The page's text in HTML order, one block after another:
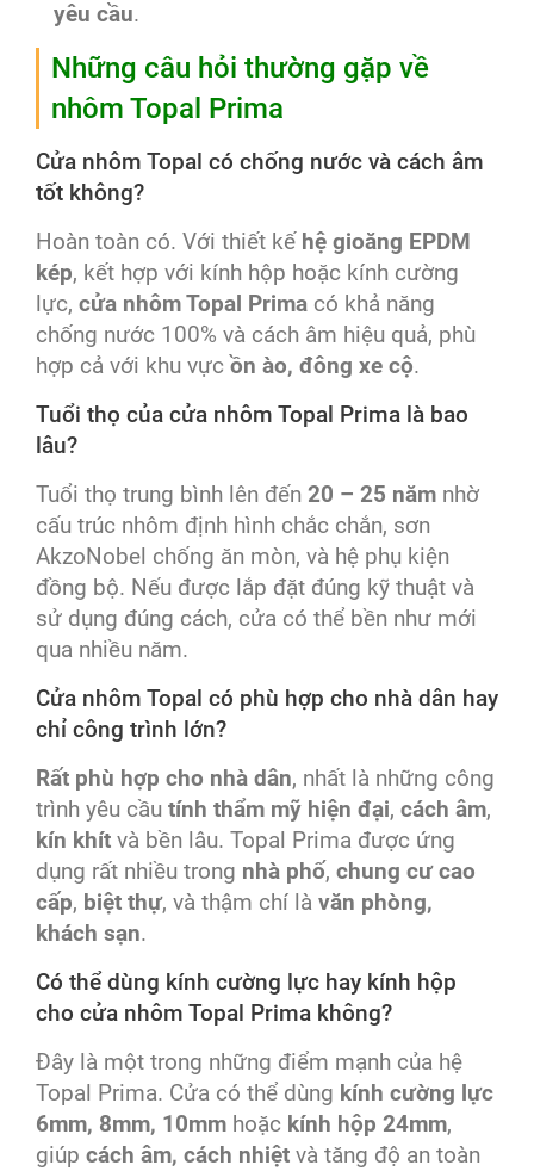
yêu cầu.
Những câu hỏi thường gặp về
nhôm Topal Prima
Cửa nhôm Topal có chống nước và cách âm
tốt không?
Hoàn toàn có. Với thiết kế hệ gioăng EPDM
kép, kết hợp với kính hộp hoặc kính cường
lực, cửa nhôm Topal Prima có khả năng
chống nước 100% và cách âm hiệu quả, phù
hợp cả với khu vực ồn ào, đông xe cộ.
Tuổi thọ của cửa nhôm Topal Prima là bao
lâu?
Tuổi thọ trung bình lên đến 20 – 25 năm nhờ
cấu trúc nhôm định hình chắc chắn, sơn
AkzoNobel chống ăn mòn, và hệ phụ kiện
đồng bộ. Nếu được lắp đặt đúng kỹ thuật và
sử dụng đúng cách, cửa có thể bền như mới
qua nhiều năm.
Cửa nhôm Topal có phù hợp cho nhà dân hay
chỉ công trình lớn?
Rất phù hợp cho nhà dân, nhất là những công
trình yêu cầu tính thẩm mỹ hiện đại, cách âm,
kín khít và bền lâu. Topal Prima được ứng
dụng rất nhiều trong nhà phố, chung cư cao
cấp, biệt thự, và thậm chí là văn phòng,
khách sạn.
Có thể dùng kính cường lực hay kính hộp
cho cửa nhôm Topal Prima không?
Đây là một trong những điểm mạnh của hệ
Topal Prima. Cửa có thể dùng kính cường lực
6mm, 8mm, 10mm hoặc kính hộp 24mm,
giúp cách âm, cách nhiệt và tăng độ an toàn